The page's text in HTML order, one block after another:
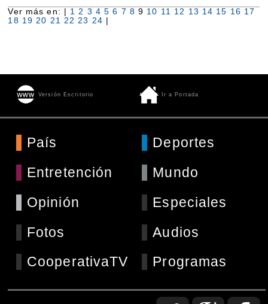
Ver más en: | 1 2 3 4 5 6 7 8 9 10 11 12 13 14 15 16 17
18 19 20 21 22 23 24 |
Versión Escritorio Ir a Portada
País
Deportes
Entretención
Mundo
Opinión
Especiales
Fotos
Audios
CooperativaTV
Programas